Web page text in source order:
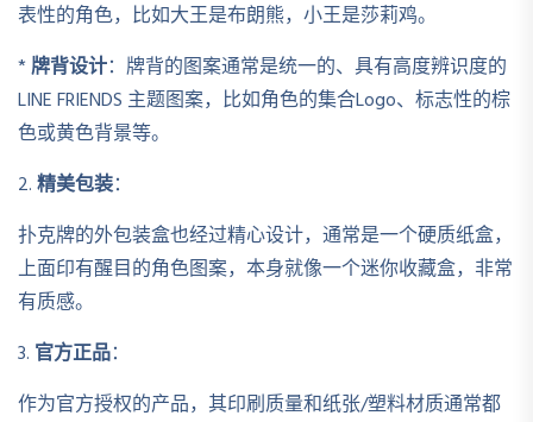
表性的角色，比如大王是布朗熊，小王是莎莉鸡。
*牌背设计：牌背的图案通常是统一的、具有高度辨识度的
LINE FRIENDS 主题图案，比如角色的集合Logo、标志性的棕
色或黄色背景等。
2.精美包装：
扑克牌的外包装盒也经过精心设计，通常是一个硬质纸盒，
上面印有醒目的角色图案，本身就像一个迷你收藏盒，非常
有质感。
3. 官方正品：
作为官方授权的产品，其印刷质量和纸张/塑料材质通常都